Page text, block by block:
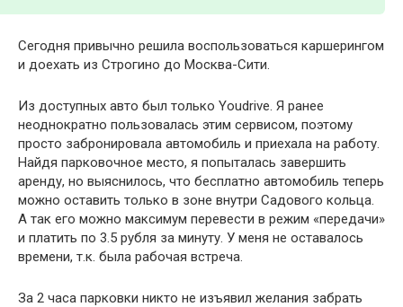
Сегодня привычно решила воспользоваться каршерингом
и доехать из Строгино до Москва-Сити.
Из доступных авто был только Youdrive. Я ранее
неоднократно пользовалась этим сервисом, поэтому
просто забронировала автомобиль и приехала на работу.
Найдя парковочное место, я попыталась завершить
аренду, но выяснилось, что бесплатно автомобиль теперь
можно оставить только в зоне внутри Садового кольца.
А так его можно максимум перевести в режим «передачи»
и платить по 3.5 рубля за минуту. У меня не оставалось
времени, т.к. была рабочая встреча.
За 2 часа парковки никто не изъявил желания забрать